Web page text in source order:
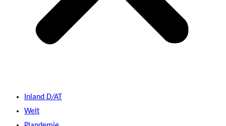
Inland D/AT
Welt